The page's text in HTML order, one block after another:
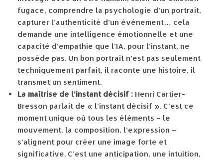
fugace, comprendre la psychologie d’un portrait,
capturer l’authenticité d’un événement… cela
demande une intelligence émotionnelle et une
capacité d’empathie que l’IA, pour l’instant, ne
possède pas. Un bon portrait n’est pas seulement
techniquement parfait, il raconte une histoire, il
transmet un sentiment.
La maîtrise de l’instant décisif : Henri Cartier-
Bresson parlait de « l’instant décisif ». C’est ce
moment unique où tous les éléments – le
mouvement, la composition, l’expression –
s’alignent pour créer une image forte et
significative. C’est une anticipation, une intuition,